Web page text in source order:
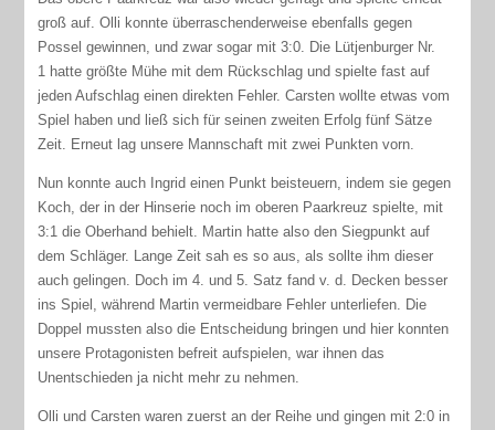
groß auf. Olli konnte überraschenderweise ebenfalls gegen
Possel gewinnen, und zwar sogar mit 3:0. Die Lütjenburger Nr.
1 hatte größte Mühe mit dem Rückschlag und spielte fast auf
jeden Aufschlag einen direkten Fehler. Carsten wollte etwas vom
Spiel haben und ließ sich für seinen zweiten Erfolg fünf Sätze
Zeit. Erneut lag unsere Mannschaft mit zwei Punkten vorn.
Nun konnte auch Ingrid einen Punkt beisteuern, indem sie gegen
Koch, der in der Hinserie noch im oberen Paarkreuz spielte, mit
3:1 die Oberhand behielt. Martin hatte also den Siegpunkt auf
dem Schläger. Lange Zeit sah es so aus, als sollte ihm dieser
auch gelingen. Doch im 4. und 5. Satz fand v. d. Decken besser
ins Spiel, während Martin vermeidbare Fehler unterliefen. Die
Doppel mussten also die Entscheidung bringen und hier konnten
unsere Protagonisten befreit aufspielen, war ihnen das
Unentschieden ja nicht mehr zu nehmen.
Olli und Carsten waren zuerst an der Reihe und gingen mit 2:0 in